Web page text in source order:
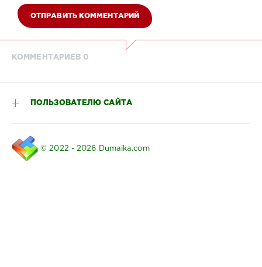
ОТПРАВИТЬ КОММЕНТАРИЙ
КОММЕНТАРИЕВ 0
ПОЛЬЗОВАТЕЛЮ САЙТА
© 2022 - 2026 Dumaika.com